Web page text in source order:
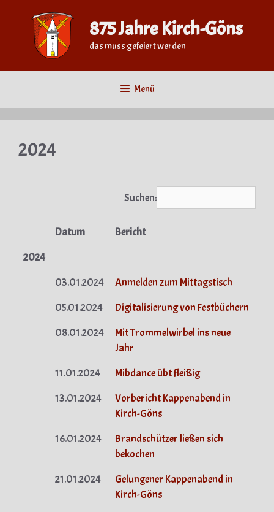
springen
875 Jahre Kirch-Göns
das muss gefeiert werden
Menü
2024
Suchen:
Datum
Bericht
2024
03.01.2024
Anmelden zum Mittagstisch
05.01.2024
Digitalisierung von Festbüchern
08.01.2024
Mit Trommelwirbel ins neue
Jahr
11.01.2024
Mibdance übt fleißig
13.01.2024
Vorbericht Kappenabend in
Kirch-Göns
16.01.2024
Brandschützer ließen sich
bekochen
21.01.2024
Gelungener Kappenabend in
Kirch-Göns